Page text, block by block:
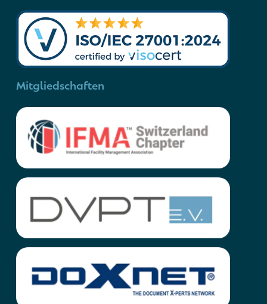
Mitgliedschaften